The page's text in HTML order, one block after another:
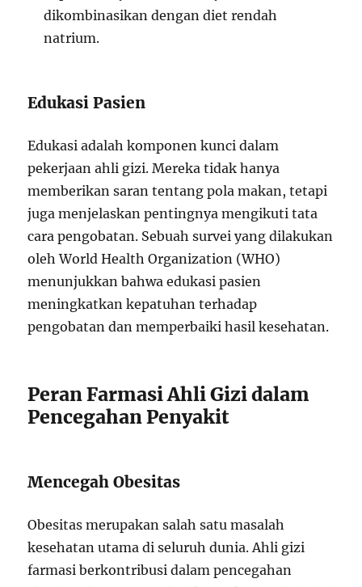
dikombinasikan dengan diet rendah
natrium.
Edukasi Pasien
Edukasi adalah komponen kunci dalam
pekerjaan ahli gizi. Mereka tidak hanya
memberikan saran tentang pola makan, tetapi
juga menjelaskan pentingnya mengikuti tata
cara pengobatan. Sebuah survei yang dilakukan
oleh World Health Organization (WHO)
menunjukkan bahwa edukasi pasien
meningkatkan kepatuhan terhadap
pengobatan dan memperbaiki hasil kesehatan.
Peran Farmasi Ahli Gizi dalam
Pencegahan Penyakit
Mencegah Obesitas
Obesitas merupakan salah satu masalah
kesehatan utama di seluruh dunia. Ahli gizi
farmasi berkontribusi dalam pencegahan